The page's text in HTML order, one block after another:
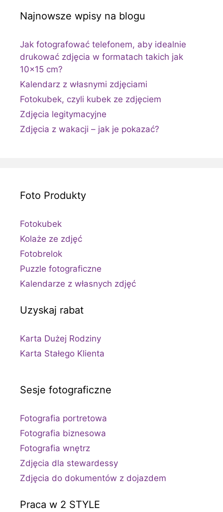
Najnowsze wpisy na blogu
Jak fotografować telefonem, aby idealnie
drukować zdjęcia w formatach takich jak
10×15 cm?
Kalendarz z własnymi zdjęciami
Fotokubek, czyli kubek ze zdjęciem
Zdjęcia legitymacyjne
Zdjęcia z wakacji – jak je pokazać?
Foto Produkty
Fotokubek
Kolaże ze zdjęć
Fotobrelok
Puzzle fotograficzne
Kalendarze z własnych zdjęć
Uzyskaj rabat
Karta Dużej Rodziny
Karta Stałego Klienta
Sesje fotograficzne
Fotografia portretowa
Fotografia biznesowa
Fotografia wnętrz
Zdjęcia dla stewardessy
Zdjęcia do dokumentów z dojazdem
Praca w 2 STYLE